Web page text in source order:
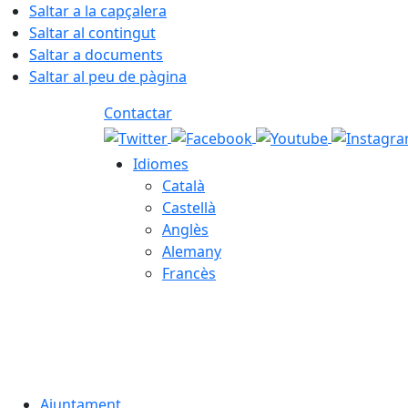
Saltar a la capçalera
Saltar al contingut
Saltar a documents
Saltar al peu de pàgina
Contactar
Idiomes
Català
Castellà
Anglès
Alemany
Francès